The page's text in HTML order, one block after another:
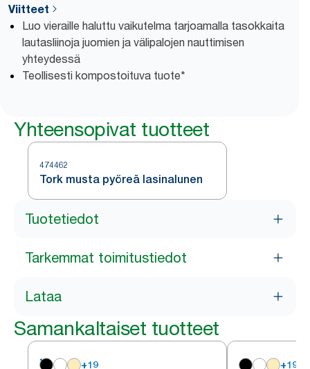
Viitteet
Luo vieraille haluttu vaikutelma tarjoamalla tasokkaita
lautasliinoja juomien ja välipalojen nauttimisen
yhteydessä
Teollisesti kompostoituva tuote*
Yhteensopivat tuotteet
474462
Tork musta pyöreä lasinalunen
Tuotetiedot
Tarkemmat toimitustiedot
Lataa
Samankaltaiset tuotteet
+19 +19